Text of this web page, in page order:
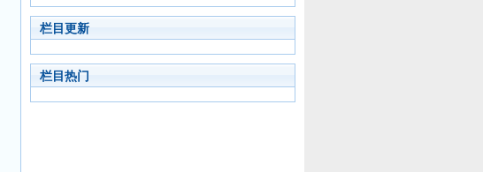
栏目更新
栏目热门